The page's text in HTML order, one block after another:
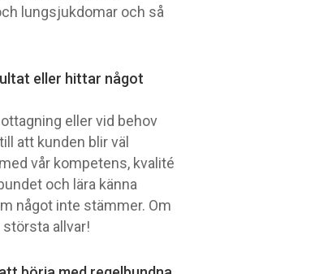
lungsjukdomar och så
eller hittar något
eller vid behov
att kunden blir väl
vår kompetens, kvalité
och lära känna
något inte stämmer. Om
allvar!